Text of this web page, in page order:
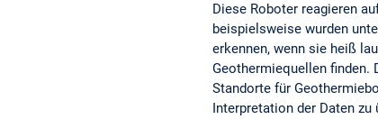
Diese Roboter reagieren
beispielsweise wurden
erkennen, wenn sie heiß
Geothermiequellen finden.
Standorte für
Interpretation der Daten